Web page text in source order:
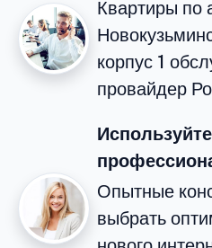
Квартиры по
корпус 1
провайдер
Опытные
выбрать